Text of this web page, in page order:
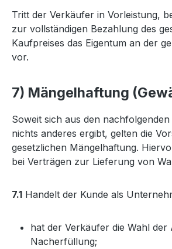
Tritt der Verkäufer in Vorleistung,
zur vollständigen Bezahlung des
Kaufpreises das Eigentum an der
vor.
7) Mängelhaftung
Soweit sich aus den nachfolgenden
nichts anderes ergibt, gelten die
gesetzlichen Mängelhaftung.
bei Verträgen zur Lieferung von
7.1 Handelt der Kunde als
hat der Verkäufer die Wahl der
Nacherfüllung;